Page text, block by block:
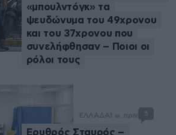
«μπουλντόγκ» τα
ψευδώνυμα του 49χρονου
και του 37χρονου που
συνελήφθησαν – Ποιοι οι
ρόλοι τους
ΕΛΛΑΔΑ 1 ω. πριν 5
Ερυθρός Σταυρός –